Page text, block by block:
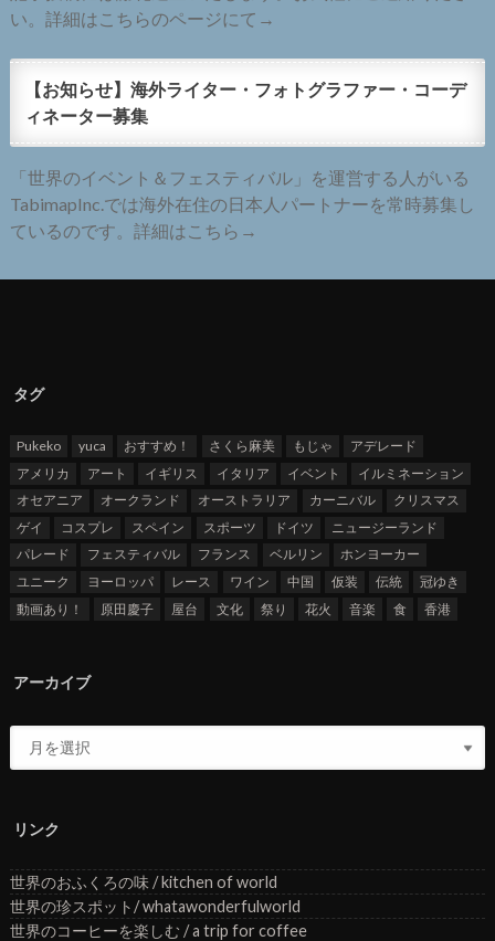
い。詳細はこちらのページにて→
【お知らせ】海外ライター・フォトグラファー・コーデ
ィネーター募集
「世界のイベント＆フェスティバル」を運営する人がいる
TabimapInc.では海外在住の日本人パートナーを常時募集し
ているのです。詳細はこちら→
タグ
Pukeko yuca おすすめ！ さくら麻美 もじゃ
アデレード
アメリカ
アート イギリス イタリア イベント
イルミネーション
オセアニア
オークランド オーストラリア カーニバル
クリスマス
ゲイ
コスプレ スペイン スポーツ ドイツ
ニュージーランド
パレード
フェスティバル フランス ベルリン
ホンヨーカー
ユニーク
ヨーロッパ レース ワイン 中国 仮装 伝統
冠ゆき
動画あり！
原田慶子 屋台 文化 祭り 花火 音楽 食 香港
アーカイブ
リンク
世界のおふくろの味 / kitchen of world
世界の珍スポット/ whatawonderfulworld
世界のコーヒーを楽しむ / a trip for coffee